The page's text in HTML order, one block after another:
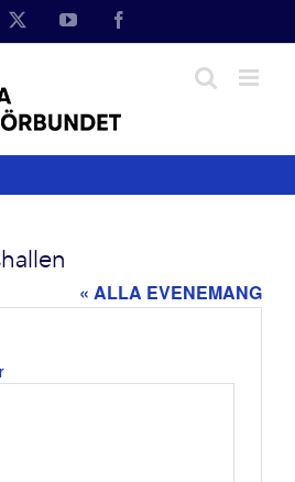
YouTube
« ALLA EVENEMANG